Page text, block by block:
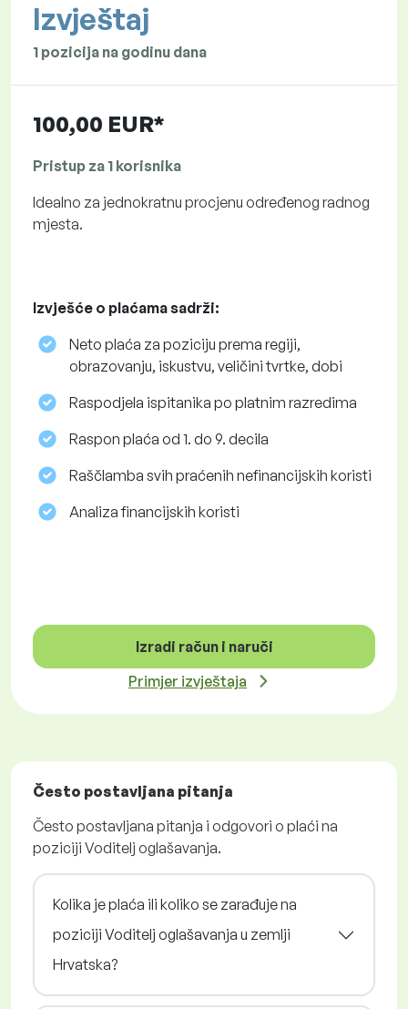
Izvještaj
1 pozicija na godinu dana
100,00 EUR*
Pristup za 1 korisnika
Idealno za jednokratnu procjenu određenog radnog
mjesta.
Izvješće o plaćama sadrži:
Neto plaća za poziciju prema regiji,
obrazovanju, iskustvu, veličini tvrtke, dobi
Raspodjela ispitanika po platnim razredima
Raspon plaća od 1. do 9. decila
Raščlamba svih praćenih nefinancijskih koristi
Analiza financijskih koristi
Izradi račun i naruči
Primjer izvještaja
Često postavljana pitanja
Često postavljana pitanja i odgovori o plaći na
poziciji Voditelj oglašavanja.
Kolika je plaća ili koliko se zarađuje na
poziciji Voditelj oglašavanja u zemlji
Hrvatska?